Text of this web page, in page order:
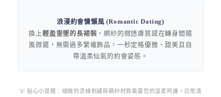
浪漫約會慵懶風 (Romantic Dating)
換上輕盈垂墜的長裙裝 ，網紗的微透膚質感在轉身間隨
風微擺，無需過多繁複飾品，一秒定格優雅、甜美且自
帶溫柔仙氣的約會姿態。
💡 貼心小提醒：細緻的流線刺繡與網紗材質需要您的溫柔呵護。日常清